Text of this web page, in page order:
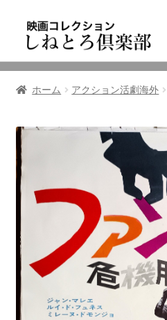
ゲ
シ
ン
へ
ス
キ
ッ
プ
テ
ツ
ス
キ
ッ
プ
ニュース
東三河の映画館
しねとろ倶楽部について
リンクの旅
ホーム アクション活劇海外